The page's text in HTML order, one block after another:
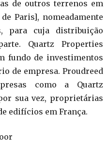
de outros terrenos em
Paris], nomeadamente
para cuja distribuição
Quartz Properties
fundo de investimentos
de empresa. Proudreed
como a Quartz
sua vez, proprietárias
edifícios em França.